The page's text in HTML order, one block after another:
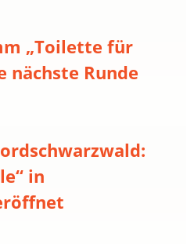
„Toilette für
nächste Runde
in